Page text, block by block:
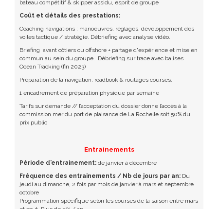
bateau compétitif & skipper assidu, esprit de groupe
Coût et détails des prestations:
Coaching navigations : manoeuvres, réglages, développement des
voiles tactique / stratégie. Débriefing avec analyse vidéo.
Briefing avant côtiers ou offshore + partage d'expérience et mise en
commun au sein du groupe. Débriefing sur trace avec balises
Ocean Tracking (fin 2023)
Préparation de la navigation, roadbook & routages courses.
1 encadrement de préparation physique par semaine
Tarifs sur demande // l’acceptation du dossier donne l’accès à la
commission mer du port de plaisance de La Rochelle soit 50% du
prix public
Entrainements
Période d'entrainement: de janvier à décembre
Fréquence des entrainements / Nb de jours par an: Du
jeudi au dimanche, 2 fois par mois de janvier à mars et septembre
octobre
Programmation spécifique selon les courses de la saison entre mars